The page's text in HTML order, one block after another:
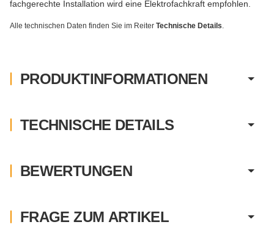
PRODUKTINFORMATIONEN
fachgerechte Installation wird eine Elektrofachkraft empfohlen.
Alle technischen Daten finden Sie im Reiter Technische Details
TECHNISCHE DETAILS
BEWERTUNGEN
FRAGE ZUM ARTIKEL